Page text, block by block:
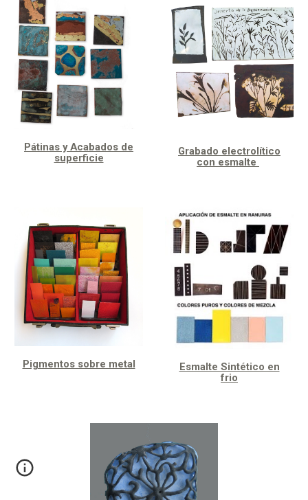
Pátinas y Acabados de
superficie
Grabado electrolítico
con esmalte
Pigmentos sobre metal
Esmalte Sintético en
frio